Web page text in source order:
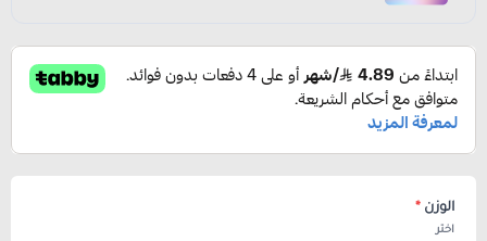
الوزن *
اختر